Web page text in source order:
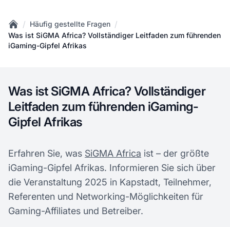
Home
/ Häufig gestellte Fragen /
Was ist SiGMA Africa? Vollständiger Leitfaden zum führenden
iGaming-Gipfel Afrikas
Was ist SiGMA Africa? Vollständiger
Leitfaden zum führenden iGaming-
Gipfel Afrikas
Erfahren Sie, was SiGMA Africa ist – der größte
iGaming-Gipfel Afrikas. Informieren Sie sich über
die Veranstaltung 2025 in Kapstadt, Teilnehmer,
Referenten und Networking-Möglichkeiten für
Gaming-Affiliates und Betreiber.